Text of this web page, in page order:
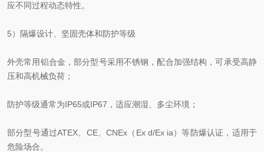
应不同过程动态特性。
5）隔爆设计、坚固壳体和防护等级
外壳常用铝合金，部分型号采用不锈钢，配合加强结构，可承受高静
压和高机械负荷；
防护等级通常为IP65或IP67，适应潮湿、多尘环境；
部分型号通过ATEX、CE、CNEx（Ex d/Ex ia）等防爆认证，适用于
危险场合。